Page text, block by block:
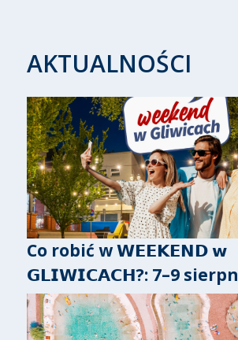
AKTUALNOŚCI
Co robić w 𝗪𝗘𝗘𝗞𝗘𝗡𝗗 𝘄
𝗚𝗟𝗜𝗪𝗜𝗖𝗔𝗖𝗛?: 7–9